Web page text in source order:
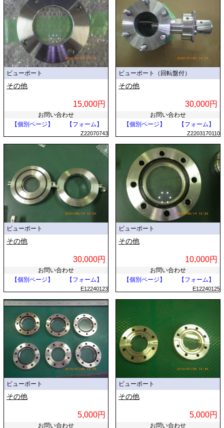
ビューポート
その他
15,000円
お問い合わせ
【個別ページ】
【フォーム】
Z22070743
ビューポート（回転盤付）
その他
30,000円
お問い合わせ
【個別ページ】
【フォーム】
Z2203170110
ビューポート
その他
30,000円
お問い合わせ
【個別ページ】
【フォーム】
E12240123
ビューポート
その他
10,000円
お問い合わせ
【個別ページ】
【フォーム】
E12240125
ビューポート
その他
5,000円
お問い合わせ
ビューポート
その他
5,000円
お問い合わせ